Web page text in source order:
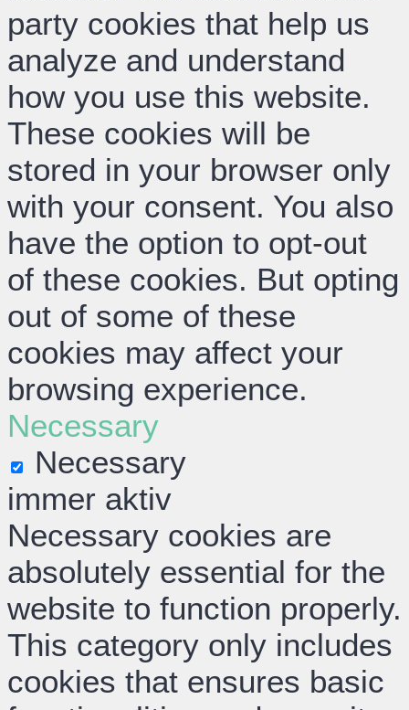
party cookies that help us
analyze and understand
how you use this website.
These cookies will be
stored in your browser only
with your consent. You also
have the option to opt-out
of these cookies. But opting
out of some of these
cookies may affect your
browsing experience.
Necessary
Necessary
immer aktiv
Necessary cookies are
absolutely essential for the
website to function properly.
This category only includes
cookies that ensures basic